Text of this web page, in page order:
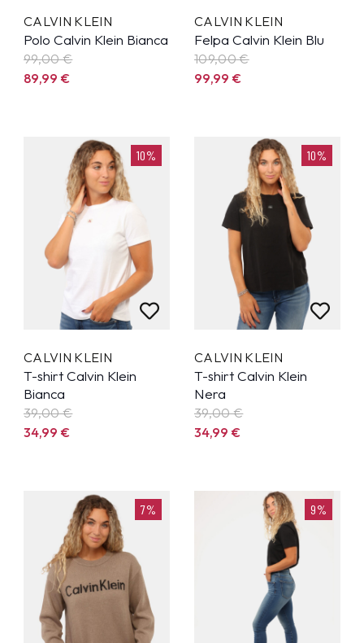
CALVIN KLEIN
Polo Calvin Klein Bianca
99,00 €
89,99€
CALVIN KLEIN
Felpa Calvin Klein Blu
109,00 €
99,99€
10%
CALVIN KLEIN
T-shirt Calvin Klein
Bianca
39,00 €
34,99€
10%
CALVIN KLEIN
T-shirt Calvin Klein
Nera
39,00 €
34,99€
7% 9%